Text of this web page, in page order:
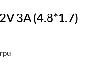
3A (4.8*1.7)